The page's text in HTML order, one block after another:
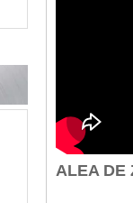
ALEA DE